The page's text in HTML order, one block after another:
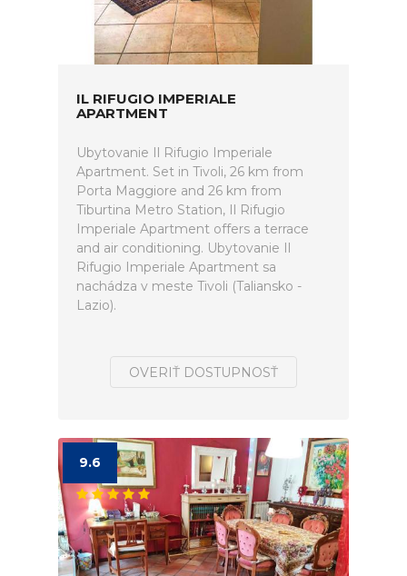
IL RIFUGIO IMPERIALE
APARTMENT
Ubytovanie Il Rifugio Imperiale
Apartment. Set in Tivoli, 26 km from
Porta Maggiore and 26 km from
Tiburtina Metro Station, Il Rifugio
Imperiale Apartment offers a terrace
and air conditioning. Ubytovanie Il
Rifugio Imperiale Apartment sa
nachádza v meste Tivoli (Taliansko -
Lazio).
OVERIŤ DOSTUPNOSŤ
9.6